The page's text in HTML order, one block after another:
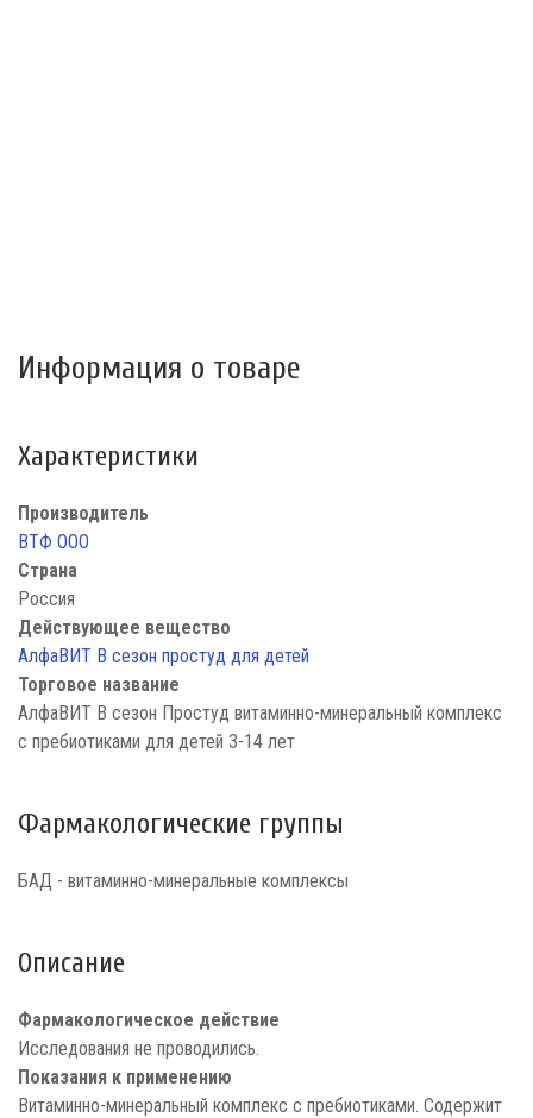
Информация о товаре
Характеристики
Производитель
ВТФ ООО
Страна
Россия
Действующее вещество
АлфаВИТ В сезон простуд для детей
Торговое название
АлфаВИТ В сезон Простуд витаминно-минеральный комплекс
с пребиотиками для детей 3-14 лет
Фармакологические группы
БАД - витаминно-минеральные комплексы
Описание
Фармакологическое действие
Исследования не проводились.
Показания к применению
Витаминно-минеральный комплекс с пребиотиками. Содержит